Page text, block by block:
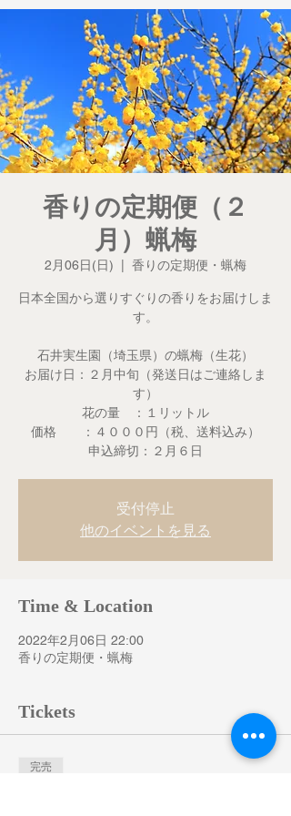
香りの定期便（２
月）蝋梅
2月06日(日) 香りの定期便・蝋梅
日本全国から選りすぐりの香りをお届けしま
す。
石井実生園（埼玉県）の蝋梅（生花）
お届け日：２月中旬（発送日はご連絡しま
す）
花の量 ：１リットル
価格 ：４０００円（税、送料込み）
申込締切：２月６日
受付停止
他のイベントを見る
Time & Location
2022年2月06日 22:00
香りの定期便・蝋梅
Tickets
完売